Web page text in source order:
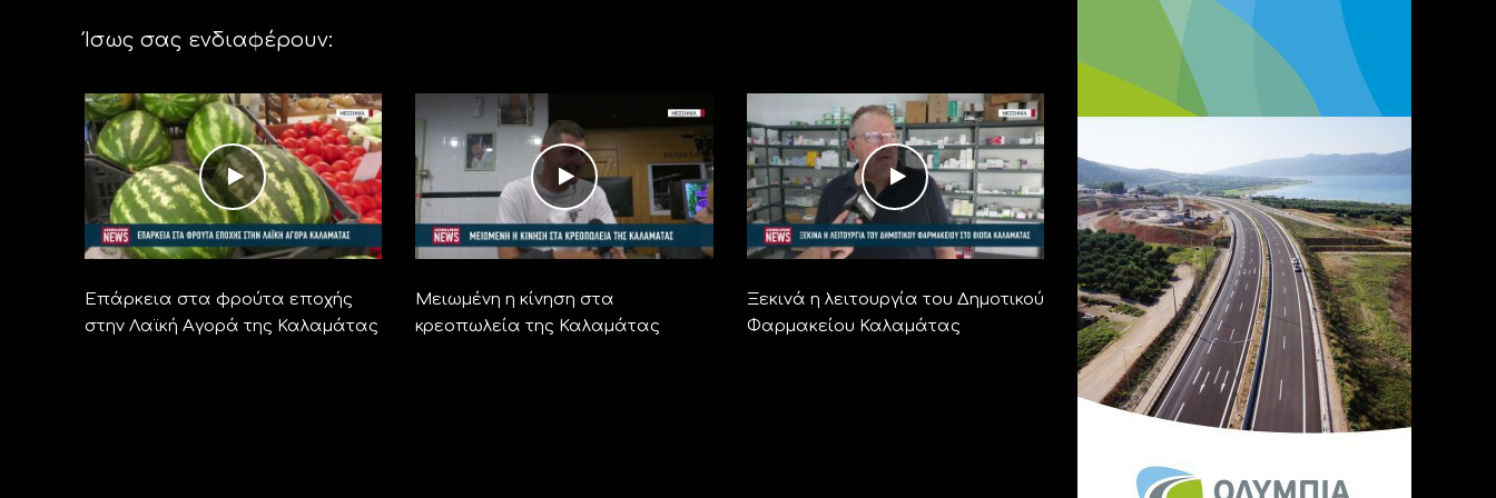
Ίσως σας ενδιαφέρουν:
Επάρκεια στα φρούτα εποχής
στην Λαϊκή Αγορά της Καλαμάτας
Μειωμένη η κίνηση στα
κρεοπωλεία της Καλαμάτας
Ξεκινά η λειτουργία του Δημοτικού
Φαρμακείου Καλαμάτας